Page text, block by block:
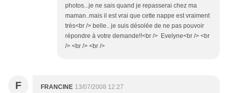
photos...je ne sais quand je repasserai chez ma
maman..mais il est vrai que cette nappe est vraiment
très<br /> belle.. je suis désolée de ne pas pouvoir
répondre à votre demande!!<br /> Evelyne<br /> <br
/> <br /> <br />
F FRANCINE 13/07/2008 12:27